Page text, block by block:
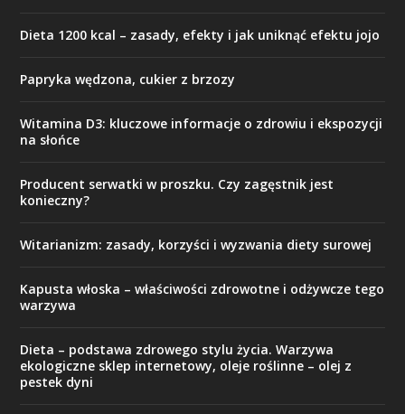
Dieta 1200 kcal – zasady, efekty i jak uniknąć efektu jojo
Papryka wędzona, cukier z brzozy
Witamina D3: kluczowe informacje o zdrowiu i ekspozycji
na słońce
Producent serwatki w proszku. Czy zagęstnik jest
konieczny?
Witarianizm: zasady, korzyści i wyzwania diety surowej
Kapusta włoska – właściwości zdrowotne i odżywcze tego
warzywa
Dieta – podstawa zdrowego stylu życia. Warzywa
ekologiczne sklep internetowy, oleje roślinne – olej z
pestek dyni